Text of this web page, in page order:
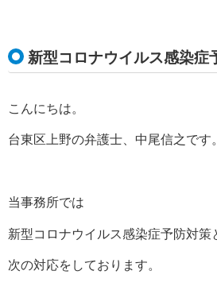
新型コロナウイルス感染症
こんにちは。
台東区上野の弁護士、中尾信之です。
当事務所では
新型コロナウイルス感染症予防対策
次の対応をしております。